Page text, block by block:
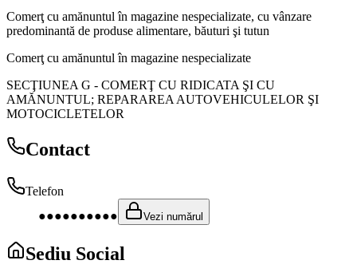
Comerţ cu amănuntul în magazine nespecializate, cu vânzare
predominantă de produse alimentare, băuturi şi tutun
Comerţ cu amănuntul în magazine nespecializate
SECŢIUNEA G - COMERŢ CU RIDICATA ŞI CU
AMĂNUNTUL; REPARAREA AUTOVEHICULELOR ŞI
MOTOCICLETELOR
Contact
Telefon
●●●●●●●●●●
Vezi numărul
Sediu Social